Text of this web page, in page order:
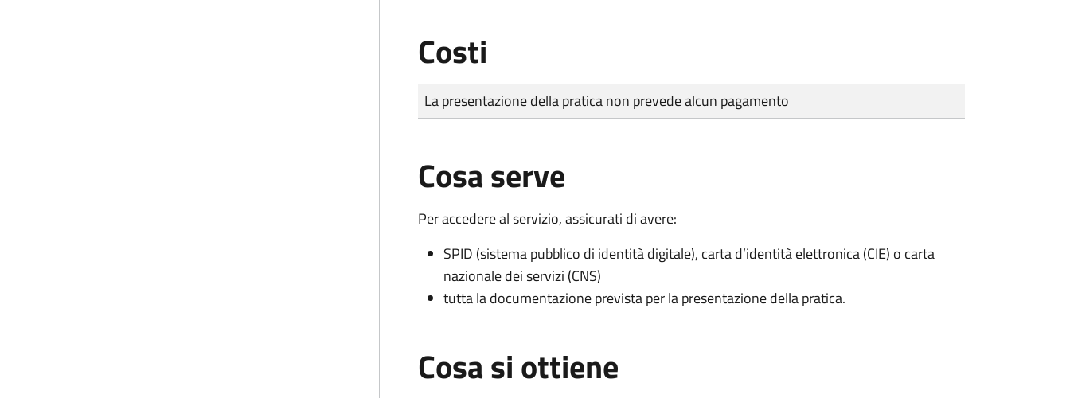
Costi
Tipo di pagamento
Importo
La presentazione della pratica non prevede alcun pagamento
Cosa serve
Per accedere al servizio, assicurati di avere:
SPID (sistema pubblico di identità digitale), carta d’identità elettronica (CIE) o carta
nazionale dei servizi (CNS)
tutta la documentazione prevista per la presentazione della pratica.
Cosa si ottiene